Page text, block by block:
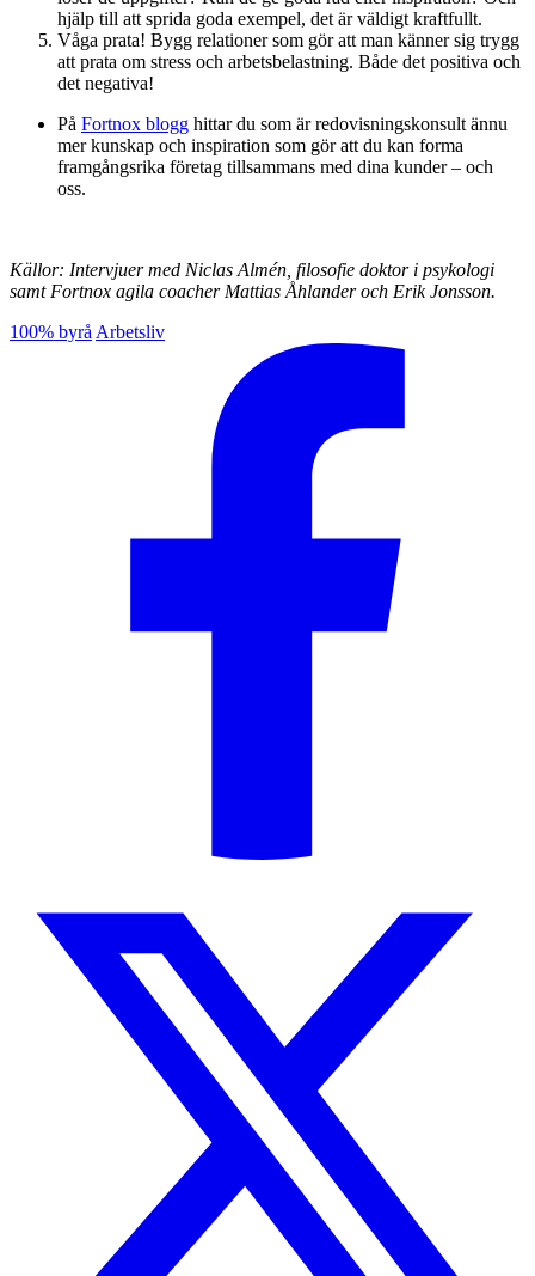
hjälp till att sprida goda exempel, det är väldigt kraftfullt.
Våga prata! Bygg relationer som gör att man känner sig trygg
att prata om stress och arbetsbelastning. Både det positiva och
det negativa!
På Fortnox blogg hittar du som är redovisningskonsult ännu
mer kunskap och inspiration som gör att du kan forma
framgångsrika företag tillsammans med dina kunder – och
oss.
Källor: Intervjuer med Niclas Almén, filosofie doktor i psykologi
samt Fortnox agila coacher Mattias Åhlander och Erik Jonsson.
100% byrå Arbetsliv